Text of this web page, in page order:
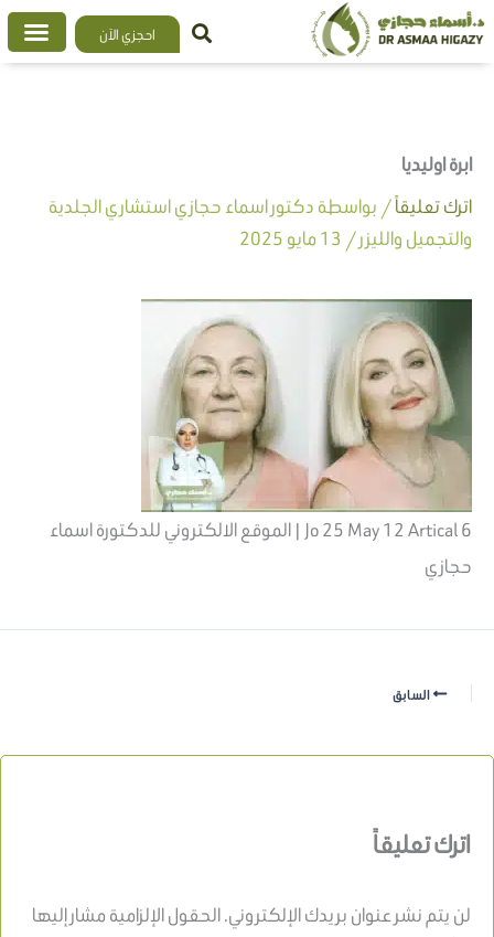
تخطي
إلى
احجزي الآن
ابرة اوليديا
اترك تعليقاً/ بواسطة دكتور اسماء حجازي استشاري الجلدية
والتجميل والليزر/ 13 مايو 2025
Jo 25 May 12 Artical 6 | الموقع الالكتروني للدكتورة اسماء
حجازي
السابق
اترك تعليقاً
لن يتم نشر عنوان بريدك الإلكتروني.الحقول الإلزامية مشار إليها